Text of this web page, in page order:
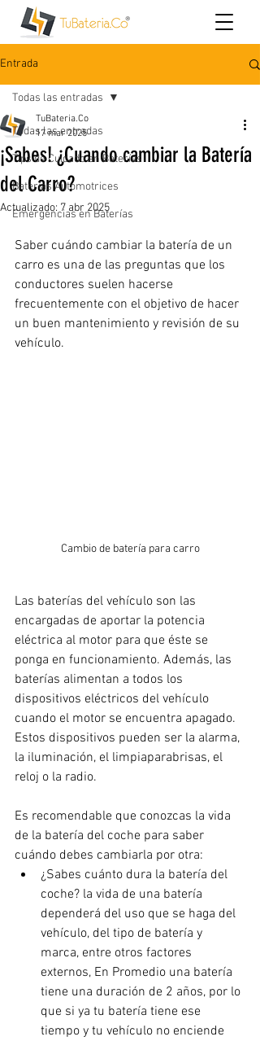
Entrada
Todas las entradas
Tips de Cuidado en Baterías
Baterías Automotrices
Emergencias en Baterías
Todas las entradas
¡Sabes! ¿Cuando cambiar la Batería
del Carro?
TuBateria.Co
17 mar 2025
Actualizado: 7 abr 2025
Saber cuándo cambiar la batería de un
carro es una de las preguntas que los
conductores suelen hacerse
frecuentemente con el objetivo de hacer
un buen mantenimiento y revisión de su
vehículo.
Cambio de batería para carro
Las baterías del vehículo son las
encargadas de aportar la potencia
eléctrica al motor para que éste se
ponga en funcionamiento. Además, las
baterías alimentan a todos los
dispositivos eléctricos del vehículo
cuando el motor se encuentra apagado.
Estos dispositivos pueden ser la alarma,
la iluminación, el limpiaparabrisas, el
reloj o la radio.
Es recomendable que conozcas la vida
de la batería del coche para saber
cuándo debes cambiarla por otra:
¿Sabes cuánto dura la batería del
coche? la vida de una batería
dependerá del uso que se haga del
vehículo, del tipo de batería y
marca, entre otros factores
externos, En Promedio una batería
tiene una duración de 2 años, por lo
que si ya tu batería tiene ese
tiempo y tu vehículo no enciende